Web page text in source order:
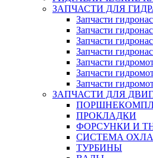
ЗАПЧАСТИ ДЛЯ
Запчасти
Запчасти
Запчасти
Запчасти
Запчасти
Запчасти
Запчасти
ЗАПЧАСТИ ДЛЯ
ПРОКЛАДКИ
ФОРСУНКИ И
СИСТЕМА
ТУРБИНЫ